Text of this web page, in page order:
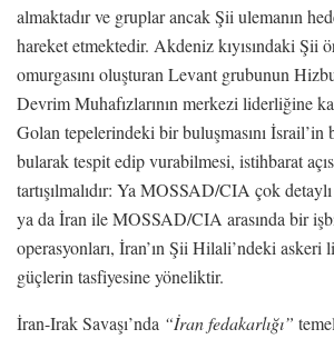
almaktadır ve gruplar ancak Şii ulemanın
hareket etmektedir. Akdeniz kıyısındaki Şii
omurgasını oluşturan Levant grubunun
Devrim Muhafızlarının merkezi liderliğine
Golan tepelerindeki bir buluşmasını
bularak tespit edip vurabilmesi, istihbarat
tartışılmalıdır: Ya MOSSAD/CIA çok
ya da İran ile MOSSAD/CIA arasında bir
operasyonları, İran’ın Şii Hilali’ndeki
güçlerin tasfiyesine yöneliktir.
İran-Irak Savaşı’nda “İran fedakarlığı”